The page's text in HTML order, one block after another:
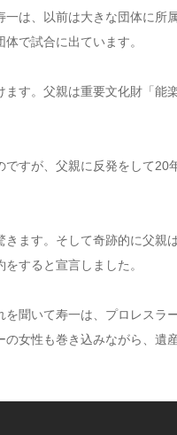
は、以前は大きな団体に所
で試合に出ています。
す。父親は重要文化財「能
すが、父親に反発をして20
ます。そして奇跡的に父親
すると宣言しました。
聞いて寿一は、プロレスラ
女性も巻き込みながら、遺